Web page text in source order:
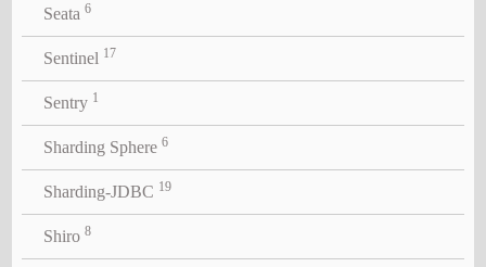
Seata 6
Sentinel 17
Sentry 1
Sharding Sphere 6
Sharding-JDBC 19
Shiro 8